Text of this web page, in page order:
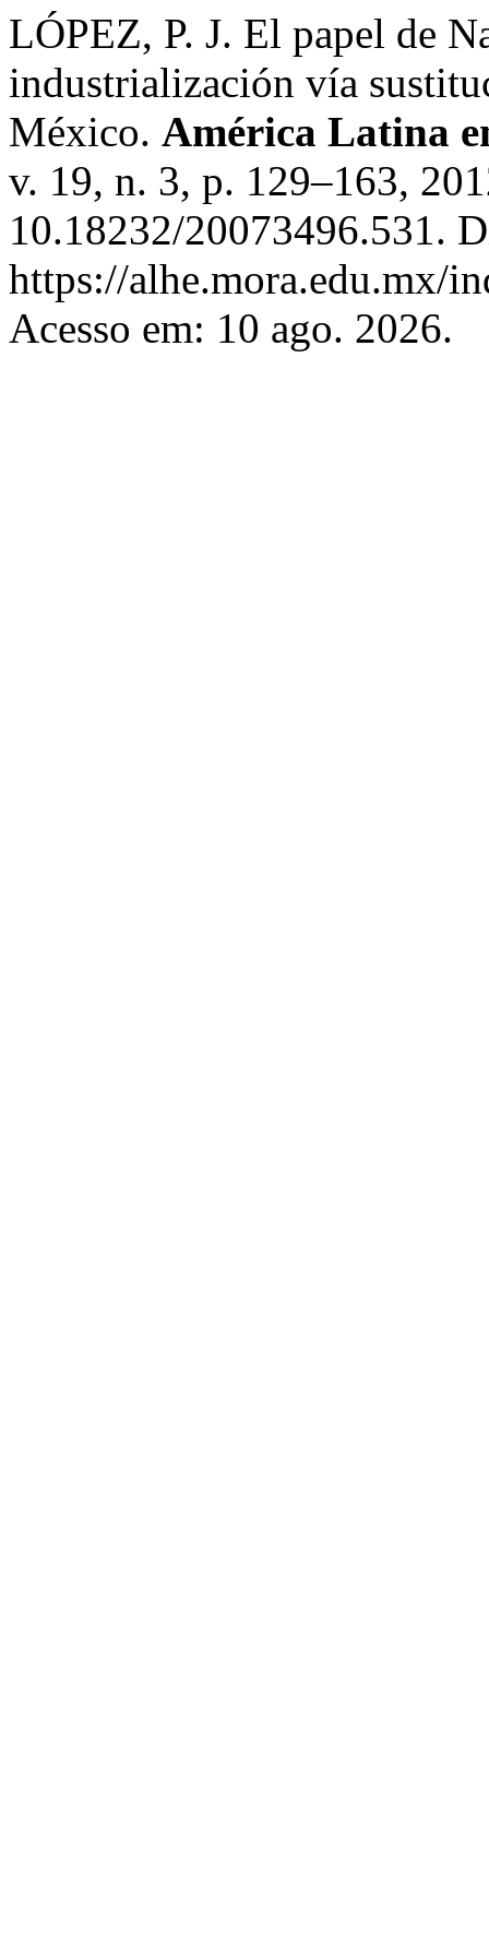
LÓPEZ, P. J. El papel de
industrialización vía
México. América Latina
v. 19, n. 3, p. 129–163,
10.18232/20073496.531.
https://alhe.mora.edu.mx/
Acesso em: 10 ago. 2026.